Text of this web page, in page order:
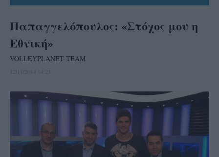
Παπαγγελόπουλος: «Στόχος μου η
Εθνική»
VOLLEYPLANET TEAM